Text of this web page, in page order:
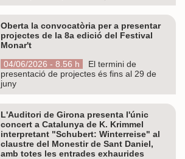
Oberta la convocatòria per a presentar
projectes de la 8a edició del Festival
Monar't
04/06/2026 - 8.56 h
El termini de
presentació de projectes és fins al 29 de
juny
L'Auditori de Girona presenta l'únic
concert a Catalunya de K. Krimmel
interpretant "Schubert: Winterreise" al
claustre del Monestir de Sant Daniel,
amb totes les entrades exhaurides